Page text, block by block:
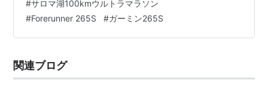
を続けていたせいか、左足首の痛みはほぼほぼなくなり
ました。 回復具合は90％ぐらい？ ただ、下り坂や急カ
ーブ、路面の悪いところを走る時はまだまだ注意が必要
途が立ったので、思い切っ…
#サロマ湖100kmウルトラマラソン
#Forerunner 265S #ガーミン265S
関連ブログ